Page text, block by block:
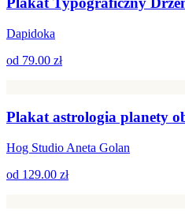
Dapidoka
od 79.00 zł
Plakat astrologia planety
Hog Studio Aneta Golan
od 129.00 zł